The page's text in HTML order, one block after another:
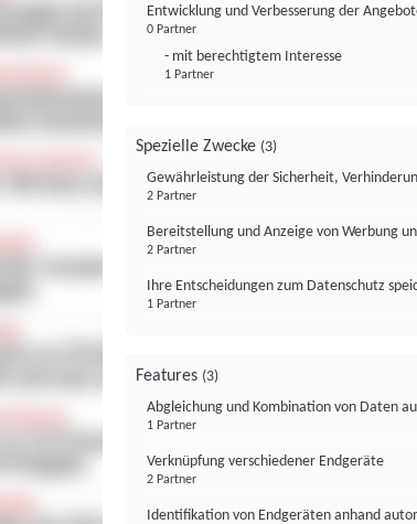
Entwicklung und Verbesserung der
0 Partner
- mit berechtigtem Interesse
1 Partner
Spezielle Zwecke (3)
Gewährleistung der Sicherheit,
2 Partner
Bereitstellung und Anzeige von Werbung
2 Partner
Ihre Entscheidungen zum Datenschutz
1 Partner
Features (3)
Abgleichung und Kombination von Daten
1 Partner
Verknüpfung verschiedener Endgeräte
2 Partner
Identifikation von Endgeräten anhand